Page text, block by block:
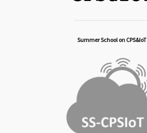
Summer School on CPS&IoT